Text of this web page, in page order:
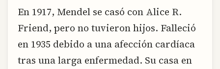
En 1917, Mendel se casó con Alice R.
Friend, pero no tuvieron hijos. Falleció
en 1935 debido a una afección cardíaca
tras una larga enfermedad. Su casa en